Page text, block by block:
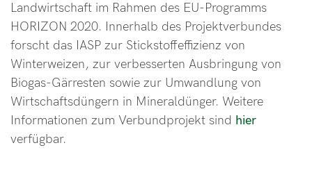
Landwirtschaft im Rahmen des EU-Programms
HORIZON 2020. Innerhalb des Projektverbundes
forscht das IASP zur Stickstoffeffizienz von
Winterweizen, zur verbesserten Ausbringung von
Biogas-Gärresten sowie zur Umwandlung von
Wirtschaftsdüngern in Mineraldünger. Weitere
Informationen zum Verbundprojekt sind hier
verfügbar.